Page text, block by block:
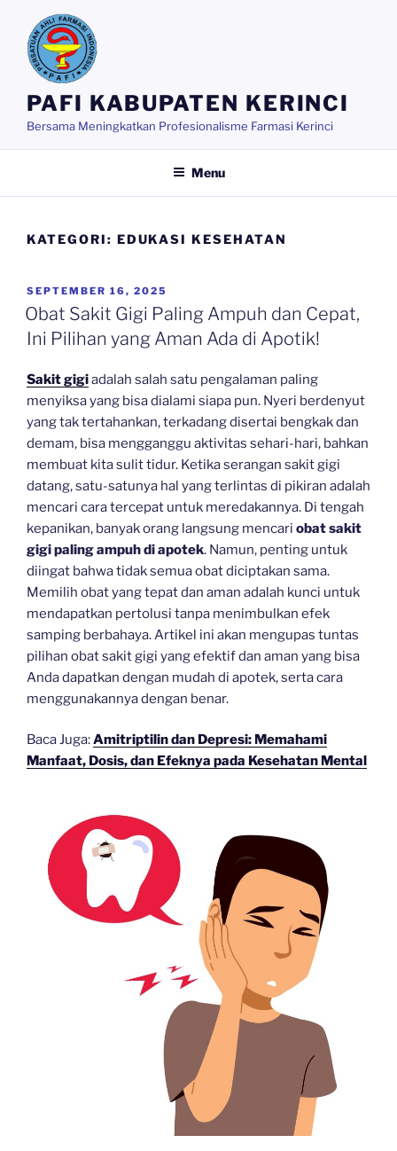
content
PAFI KABUPATEN KERINCI
Bersama Meningkatkan Profesionalisme Farmasi Kerinci
Menu
KATEGORI: EDUKASI KESEHATAN
POSTED
ON
SEPTEMBER 16, 2025
Obat Sakit Gigi Paling Ampuh dan Cepat,
Ini Pilihan yang Aman Ada di Apotik!
Sakit gigiadalah salah satu pengalaman paling
menyiksa yang bisa dialami siapa pun. Nyeri berdenyut
yang tak tertahankan, terkadang disertai bengkak dan
demam, bisa mengganggu aktivitas sehari-hari, bahkan
membuat kita sulit tidur. Ketika serangan sakit gigi
datang, satu-satunya hal yang terlintas di pikiran adalah
mencari cara tercepat untuk meredakannya. Di tengah
kepanikan, banyak orang langsung mencari obat sakit
gigi paling ampuh di apotek. Namun, penting untuk
diingat bahwa tidak semua obat diciptakan sama.
Memilih obat yang tepat dan aman adalah kunci untuk
mendapatkan pertolusi tanpa menimbulkan efek
samping berbahaya. Artikel ini akan mengupas tuntas
pilihan obat sakit gigi yang efektif dan aman yang bisa
Anda dapatkan dengan mudah di apotek, serta cara
menggunakannya dengan benar.
Baca Juga:Amitriptilin dan Depresi: Memahami
Manfaat, Dosis, dan Efeknya pada Kesehatan Mental